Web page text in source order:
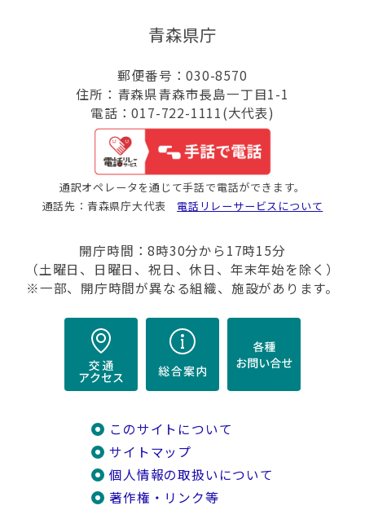
青森県庁
郵便番号：030-8570
住所：青森県青森市長島一丁目1-1
電話：017-722-1111(大代表)
通訳オペレータを通じて手話で電話ができます。
通話先：青森県庁大代表 電話リレーサービスについて
開庁時間：8時30分から17時15分
（土曜日、日曜日、祝日、休日、年末年始を除く）
※一部、開庁時間が異なる組織、施設があります。
このサイトについて
サイトマップ
個人情報の取扱いについて
著作権・リンク等